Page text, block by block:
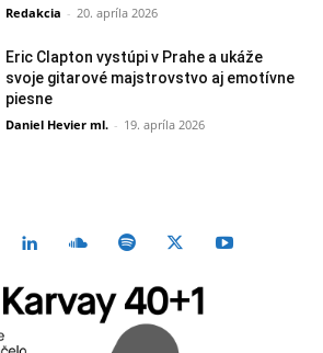
Redakcia - 20. apríla 2026
Eric Clapton vystúpi v Prahe a ukáže
svoje gitarové majstrovstvo aj emotívne
piesne
Daniel Hevier ml. - 19. apríla 2026